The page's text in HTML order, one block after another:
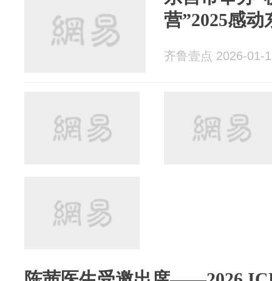
营”2025感
齐鲁壹点 2026-01-